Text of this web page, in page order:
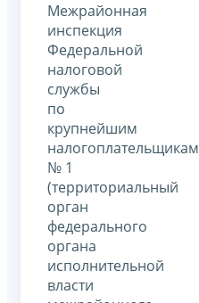
Межрайонная
инспекция
Федеральной
налоговой
службы
по
крупнейшим
налогоплательщикам
№ 1
(территориальный
орган
федерального
органа
исполнительной
власти